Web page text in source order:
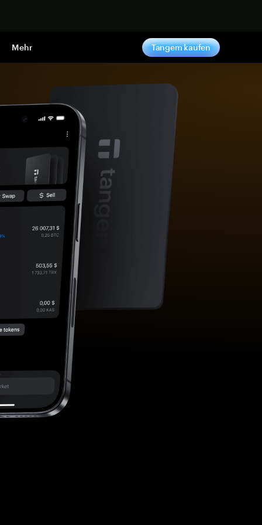
Mehr Tangem kaufen